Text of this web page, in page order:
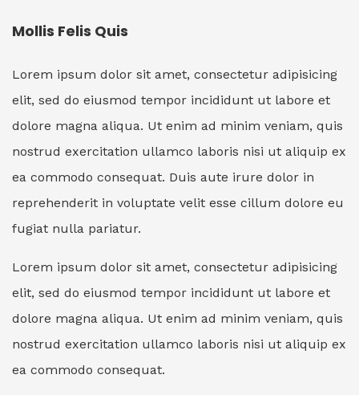
Mollis Felis Quis
Lorem ipsum dolor sit amet, consectetur adipisicing
elit, sed do eiusmod tempor incididunt ut labore et
dolore magna aliqua. Ut enim ad minim veniam, quis
nostrud exercitation ullamco laboris nisi ut aliquip ex
ea commodo consequat. Duis aute irure dolor in
reprehenderit in voluptate velit esse cillum dolore eu
fugiat nulla pariatur.
Lorem ipsum dolor sit amet, consectetur adipisicing
elit, sed do eiusmod tempor incididunt ut labore et
dolore magna aliqua. Ut enim ad minim veniam, quis
nostrud exercitation ullamco laboris nisi ut aliquip ex
ea commodo consequat.